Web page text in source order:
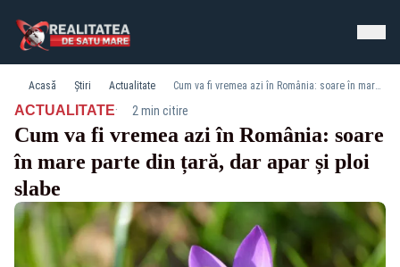
Acasă Știri Actualitate Cum va fi vremea azi în România: soare în mare parte din țară, dar apar și ploi slabe
ACTUALITATE· 2 min citire
Cum va fi vremea azi în România: soare
în mare parte din țară, dar apar și ploi
slabe